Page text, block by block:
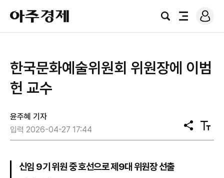
아
주
경
검
전
로
그
한국문화예술위원회 위원장에 이범
헌 교수
윤주혜 기자
입력 2026-04-27 17:44
공
유
텍
스
신임 9기 위원 중 호선으로 제9대 위원장 선출